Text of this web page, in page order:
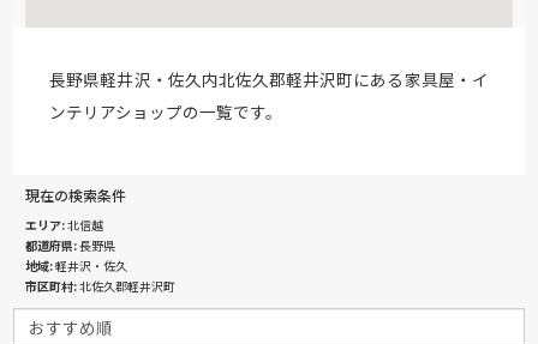
長野県軽井沢・佐久内北佐久郡軽井沢町にある家具屋・イ
ンテリアショップの一覧です。
現在の検索条件
エリア 北信越
都道府県 長野県
地域 軽井沢・佐久
市区町村 北佐久郡軽井沢町